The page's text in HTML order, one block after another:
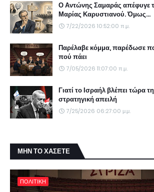
Ο Αντώνης Σαμαράς απέφυγε
Μαρίας Καρυστιανού. Όμως...
7/22/2026 10:52:00 π.μ.
Παρέλαβε κόμμα, παρέδωσε
πού πάει
7/05/2026 11:07:00 π.μ.
Γιατί το Ισραήλ βλέπει τώρα
στρατηγική απειλή
7/25/2026 06:27:00 μ.μ.
ΜΗΝ ΤΟ ΧΑΣΕΤΕ
ΠΟΛΙΤΙΚΗ